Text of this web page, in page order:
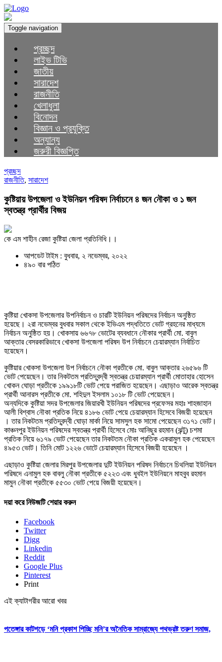
Toggle navigation
প্রচ্ছদ
লাইভ টিভি
জাতীয়
সারাদেশ
রাজনীতি
খেলাধুলা
বিনোদন
বিজ্ঞান ও প্রযুক্তি
অন্যান্য
জরুরী বিজ্ঞপ্তি
প্রচ্ছদ
রাজনীতি, সারাদেশ
কুষ্টিয়ায় উপজেলা ও ইউনিয়ন পরিষদ নির্বাচনে ৪ জন নৌকা ও ১ জন
স্বতন্ত্র প্রার্থীর বিজয়
কে এম শাহীন রেজা কুষ্টিয়া জেলা প্রতিনিধি।।
আপডেট টাইম : বুধবার, ২ নভেম্বর, ২০২২
৪৯০ বার পঠিত
কুষ্টিয়া খোকসা উপজেলার উপনির্বাচন ও চারটি ইউনিয়ন পরিষদের নির্বাচন অনুষ্ঠিত
হয়েছে। ২রা নভেম্বর বুধবার সকাল থেকে ইভিএম পদ্ধতিতে ভোট গ্রহনের মাধ্যমে
নির্বাচন অনুষ্ঠিত হয়। খোকসায় ৬৬৭৮ ভোটের ব্যবধানে নৌকার প্রার্থী মো. বাবুল
আক্তার বেসরকারিভাবে খোকসা উপজেলা পরিষদ উপ নির্বাচনে চেয়ারম্যান নির্বাচিত
হয়েছেন।
কুষ্টিয়ার খোকসা উপজেলা উপ নির্বাচনে নৌকা প্রতীকে মো. বাবুল আক্তার ২৬৫৯৬ টি
ভোট পেয়েছেন। তার নিকটতম প্রতিদ্বন্দ্বী স্বতন্ত্র চেয়ারম্যান প্রার্থী মোতাহার হোসেন
খোকন ঘোড়া প্রতীকে ১৯৯১৮টি ভোট পেয়ে পরাজিত হয়েছেন। এছাড়াও আরেক স্বতন্ত্র
প্রার্থী আনারস প্রতীকে মো. শহিদুল ইসলাম ১০১৮ টি ভোট পেয়েছেন।
অন্যদিকে কুষ্টিয়া সদর উপজেলার জিয়ারখী ইউনিয়ন পরিষদের প্রফেসর মহাঃ শাহজাহান
আলী বিশ্বাস নৌকা প্রতিক নিয়ে ৪১৮৬ ভোট পেয়ে চেয়ারম্যান হিসেবে বিজয়ী হয়েছেন
। তার নিকটতম প্রতিদ্বন্দ্বী ঘোড়া মার্কা নিয়ে সামসুল হক সামো পেয়েছেন ৩১৭১ ভোট।
কাঞ্চনপুর ইউনিয়ন পরিষদের স্বতন্ত্র প্রার্থী হিসেবে মোঃ আনিছুর রহমান (ঝন্টু) চশমা
প্রতিক নিয়ে ৬১৭৯ ভোট পেয়েছেন তার নিকটতম নৌকা প্রতিক একরামুল হক পেয়েছেন
৪৯৫৩ ভোট। তিনি মোট ১২২৬ ভোটে চেয়ারম্যান হিসেবে বিজয়ী হয়েছেন ।
এছাড়াও কুষ্টিয়া জেলার মিরপুর উপজেলার দুটি ইউনিয়ন পরিষদ নির্বাচনে চিথলিয়া ইউনিয়ন
পরিষদে এনামুল হক বাবলু নৌকা প্রতীকে ৫২২৩ এবং ধুবইল ইউনিয়নে মাহবুব রহমান
মামুন নৌকা প্রতীকে ৫৫৩০ ভোট পেয়ে বিজয়ী হয়েছেন।
দয়া করে নিউজটি শেয়ার করুন
Facebook
Twitter
Digg
Linkedin
Reddit
Google Plus
Pinterest
Print
এই ক্যাটাগরীর আরো খবর
পতেঙ্গার কাটগড়ে ‘মনি প্রকাশ পিচ্ছি মনি’র অনৈতিক সাম্রাজ্যে পথভ্রষ্ট তরুণ সমাজ,